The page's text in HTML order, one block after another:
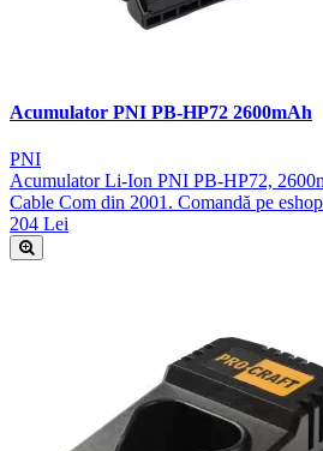
Acumulator PNI PB-HP72 2600mAh
PNI
Acumulator Li-Ion PNI PB-HP72,
Cable Com din 2001. Comandă pe
204 Lei